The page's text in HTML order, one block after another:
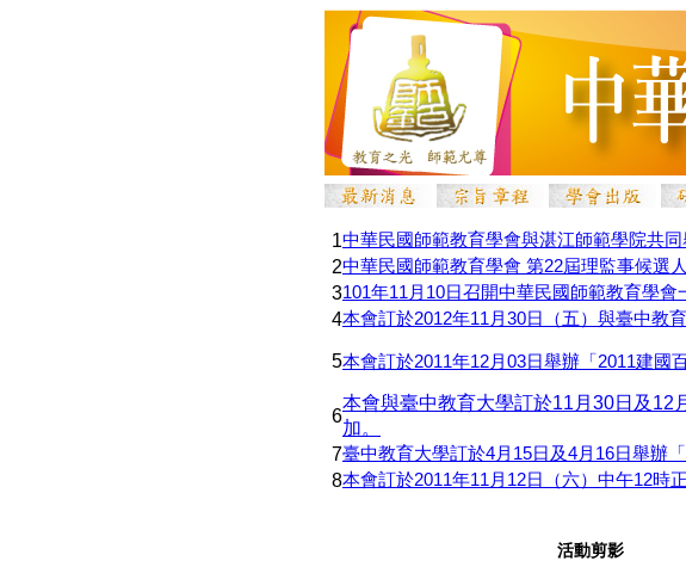
1中華民國師範教育學會與湛江師範學院共
2中華民國師範教育學會 第22屆理監事候選人
3101年11月10日召開中華民國師範教育學會
4本會訂於2012年11月30日（五）與臺中教
5本會訂於2011年12月03日舉辦「2011建國
6
本會與臺中教育大學訂於11月30日及12
加。
7臺中教育大學訂於4月15日及4月16日舉辦
8本會訂於2011年11月12日（六）中午12時
活動剪影